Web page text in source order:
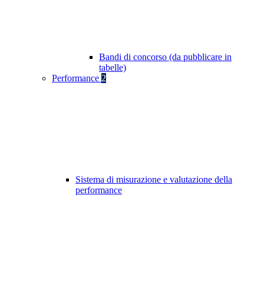
Bandi di concorso (da pubblicare in
tabelle)
Performance 2
Sistema di misurazione e valutazione della
performance